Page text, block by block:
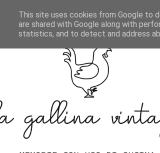
Delle Ricette
This site uses cookies from Google to
are shared with Google along with
statistics, and to detect and address